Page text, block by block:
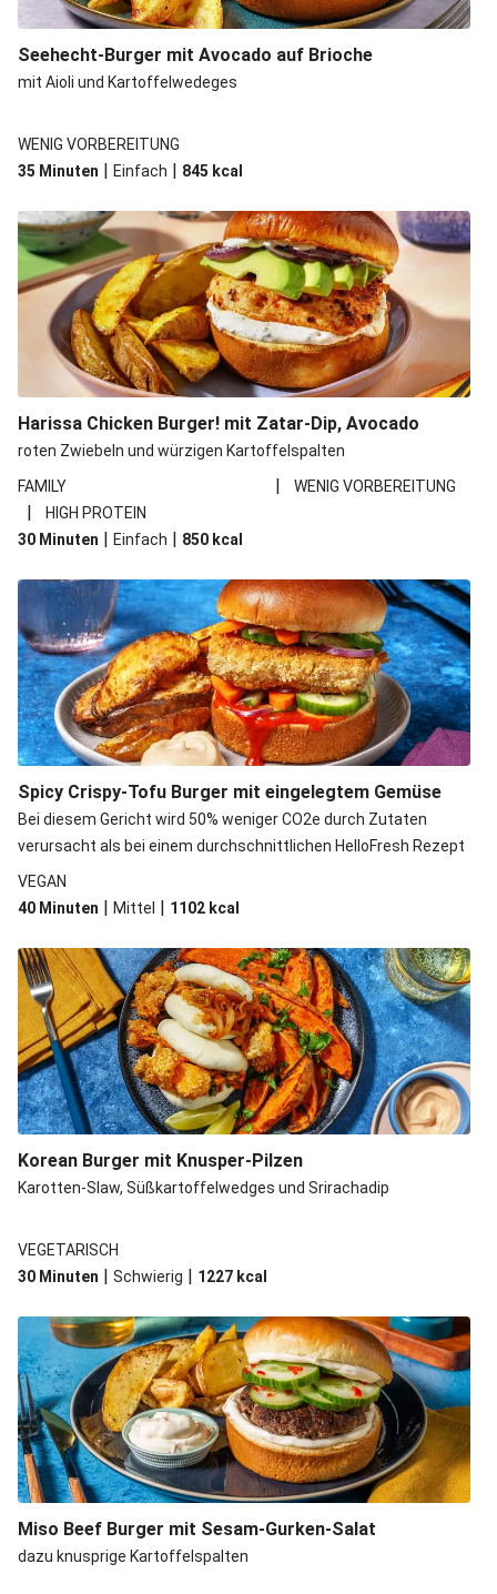
Seehecht-Burger mit Avocado auf Brioche
mit Aioli und Kartoffelwedeges
WENIG VORBEREITUNG
35 Minuten | Einfach | 845 kcal
Harissa Chicken Burger! mit Zatar-Dip, Avocado
roten Zwiebeln und würzigen Kartoffelspalten
FAMILY
| WENIG VORBEREITUNG
|
HIGH PROTEIN
30 Minuten | Einfach | 850 kcal
Spicy Crispy-Tofu Burger mit eingelegtem Gemüse
Bei diesem Gericht wird 50% weniger CO2e durch Zutaten
verursacht als bei einem durchschnittlichen HelloFresh Rezept
VEGAN
40 Minuten | Mittel | 1102 kcal
Korean Burger mit Knusper-Pilzen
Karotten-Slaw, Süßkartoffelwedges und Srirachadip
VEGETARISCH
30 Minuten | Schwierig | 1227 kcal
Miso Beef Burger mit Sesam-Gurken-Salat
dazu knusprige Kartoffelspalten